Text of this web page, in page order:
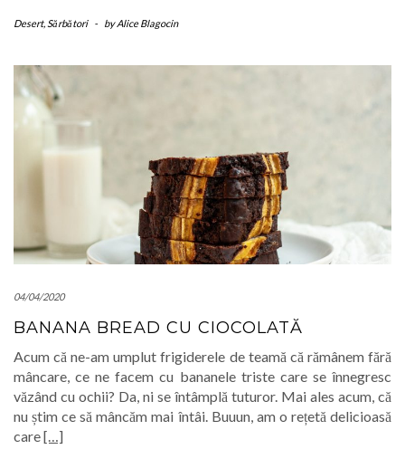
Desert,Sărbători - byAlice Blagocin
04/04/2020
BANANA BREAD CU CIOCOLATĂ
Acum că ne-am umplut frigiderele de teamă că rămânem fără
mâncare, ce ne facem cu bananele triste care se înnegresc
văzând cu ochii? Da, ni se întâmplă tuturor. Mai ales acum, că
nu știm ce să mâncăm mai întâi. Buuun, am o rețetă delicioasă
care[…]